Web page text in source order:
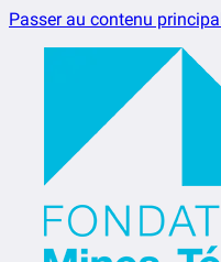
Passer au contenu